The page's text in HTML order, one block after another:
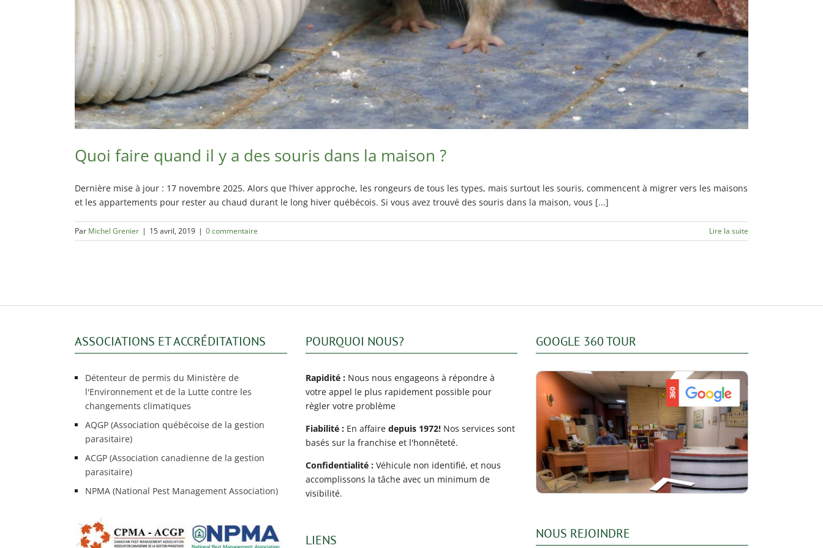
Quoi faire quand il y a des souris dans la maison ?
Dernière mise à jour : 17 novembre 2025. Alors que l’hiver approche, les rongeurs de tous les types, mais surtout les souris, commencent à migrer vers les maisons
et les appartements pour rester au chaud durant le long hiver québécois. Si vous avez trouvé des souris dans la maison, vous [...]
Par Michel Grenier | 15 avril, 2019 | 0 commentaire Lire la suite
ASSOCIATIONS ET ACCRÉDITATIONS
Détenteur de permis du Ministère de
l'Environnement et de la Lutte contre les
changements climatiques
AQGP (Association québécoise de la gestion
parasitaire)
ACGP (Association canadienne de la gestion
parasitaire)
NPMA (National Pest Management Association)
POURQUOI NOUS?
Rapidité :Nous nous engageons à répondre à
votre appel le plus rapidement possible pour
règler votre problème
Fiabilité :En affaire depuis 1972!Nos services sont
basés sur la franchise et l'honnêteté.
Confidentialité :Véhicule non identifié, et nous
accomplissons la tâche avec un minimum de
visibilité.
LIENS
GOOGLE 360 TOUR
NOUS REJOINDRE